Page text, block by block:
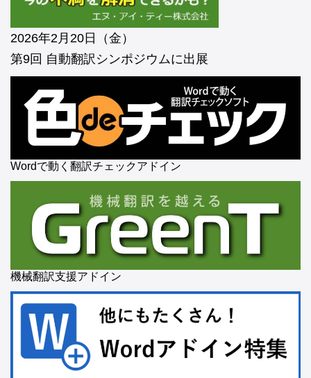
2026年2月20日（金）
第9回 自動翻訳シンポジウムに出展
Wordで動く翻訳チェックアドイン
機械翻訳支援アドイン